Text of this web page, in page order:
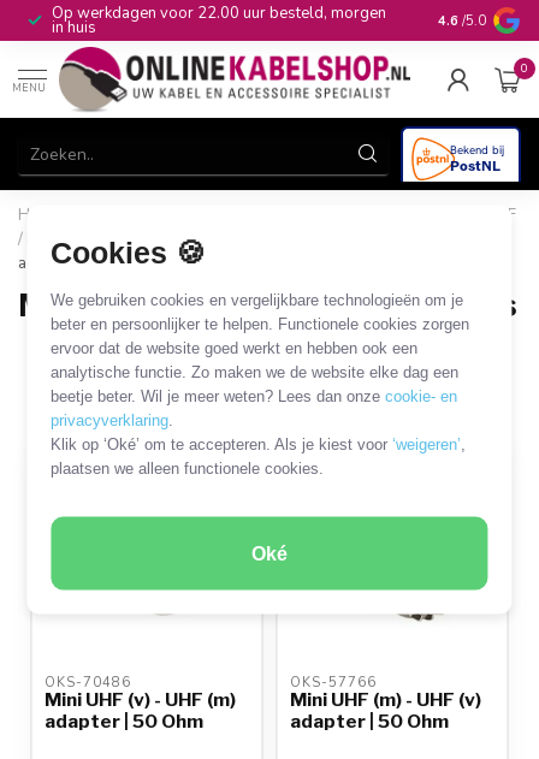
Cookies 🍪
We gebruiken cookies en vergelijkbare technologieën om je
beter en persoonlijker te helpen. Functionele cookies zorgen
ervoor dat de website goed werkt en hebben ook een
analytische functie. Zo maken we de website elke dag een
beetje beter. Wil je meer weten? Lees dan onzecookie- en
privacyverklaring
Klik op ‘Oké’ om te accepteren. Als je kiest voor‘weigeren’
plaatsen we alleen functionele cookies.
Oké
Op werkdagen voor 22.00 uur besteld, morgen
in huis 10+jaar
4.6 /5.0
MENU
0
Home
UHF
/ Mini UHF coaxkabels en adapters
adapters
Mini UHF - UHF kabels en adapters
2 PRODUCTEN
Filters SORTEER OP
OKS-70486
Mini UHF (v) - UHF (m)
adapter | 50 Ohm
OKS-57766
Mini UHF (m) - UHF (v)
adapter | 50 Ohm